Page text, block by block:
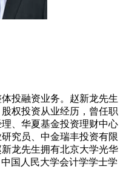
投融资业务。赵新龙先生
权投资从业经历，曾任职
、华夏基金投资理财中心
究员、中金瑞丰投资有限
龙先生拥有北京大学光华
国人民大学会计学学士学